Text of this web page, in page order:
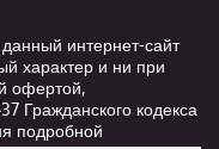
интернет-сайт
характер и ни при
офертой,
Гражданского кодекса
подробной